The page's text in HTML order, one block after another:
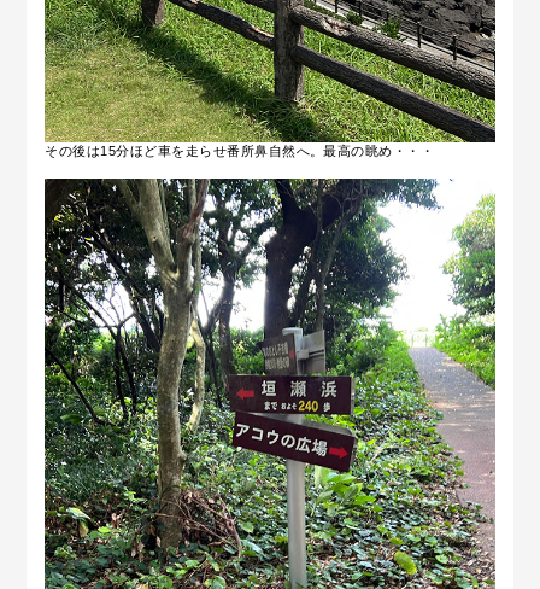
その後は15分ほど車を走らせ番所鼻自然へ。最高の眺め・・・